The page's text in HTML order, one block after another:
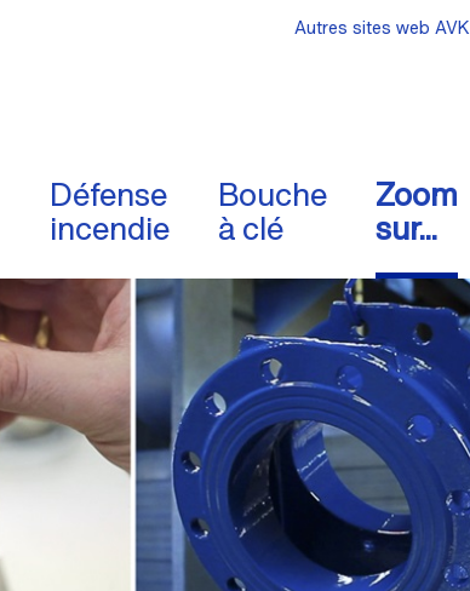
Défense
incendie
Bouche
à clé
Zoom
sur...
Autres sites web AVK